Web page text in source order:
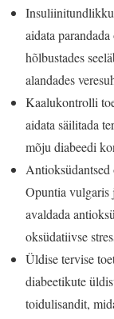
aidata
hõlbustades
alandades
Kaalukontrolli
aidata säilitada
mõju diabeedi
Antioksüdantsed
Opuntia vulgaris
avaldada
oksüdatiivse
Üldise tervise
diabeetikute
toidulisandit,